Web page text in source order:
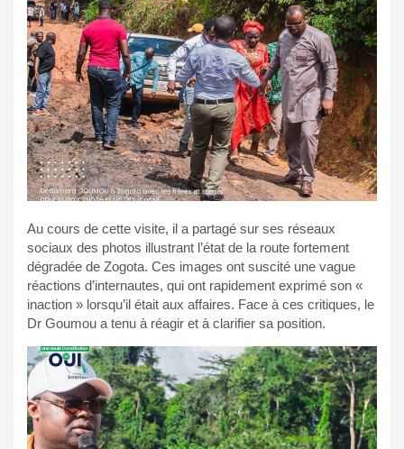
Au cours de cette visite, il a partagé sur ses réseaux
sociaux des photos illustrant l’état de la route fortement
dégradée de Zogota. Ces images ont suscité une vague
réactions d’internautes, qui ont rapidement exprimé son «
inaction » lorsqu’il était aux affaires. Face à ces critiques, le
Dr Goumou a tenu à réagir et à clarifier sa position.